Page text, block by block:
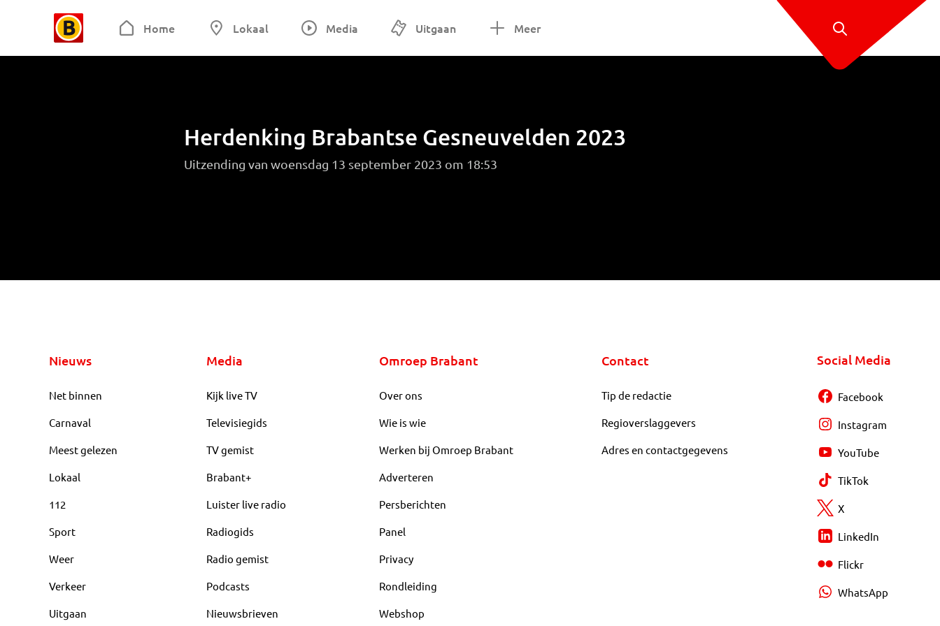
Home Lokaal Media Uitgaan Meer
Herdenking Brabantse Gesneuvelden 2023
Uitzending van woensdag 13 september 2023 om 18:53
Nieuws
Net binnen
Carnaval
Meest gelezen
Lokaal
112
Sport
Weer
Verkeer
Uitgaan
Media
Kijk live TV
Televisiegids
TV gemist
Brabant+
Luister live radio
Radiogids
Radio gemist
Podcasts
Nieuwsbrieven
Omroep Brabant
Over ons
Wie is wie
Werken bij Omroep Brabant
Adverteren
Persberichten
Panel
Privacy
Rondleiding
Webshop
Contact
Tip de redactie
Regioverslaggevers
Adres en contactgegevens
Social Media
Facebook
Instagram
YouTube
TikTok
X
LinkedIn
Flickr
WhatsApp